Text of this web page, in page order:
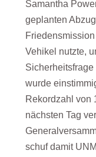
Samantha
geplanten
Vehikel nutzte,
wurde
Rekordzahl von
nächsten Tag
schuf damit